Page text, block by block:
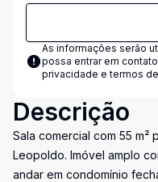
As informações serão
possa entrar em
privacidade e termos
Descrição
Sala comercial com 55 m²
Leopoldo. Imóvel amplo
andar em condomínio